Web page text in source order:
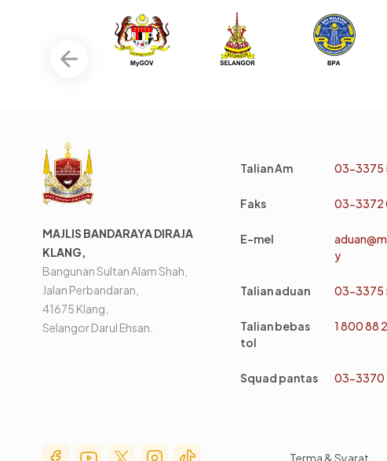
MAJLIS BANDARAYA DIRAJA
KLANG,
Bangunan Sultan Alam Shah,
Jalan Perbandaran,
41675 Klang,
Selangor Darul Ehsan.
Talian Am 03-3375
Faks 03-3372
E-mel
y
Talian aduan 03-3375
Talian bebas
tol
1 800 88
Squad pantas 03-3370
Social Media Menu Terma & Syarat